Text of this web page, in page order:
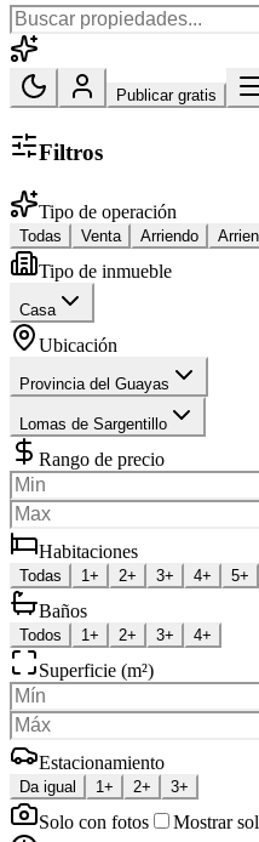
Publicar gratis
Filtros
Tipo de operación
Todas Venta Arriendo
Tipo de inmueble
Casa
Ubicación
Provincia del Guayas
Lomas de Sargentillo
Rango de precio
Habitaciones
Todas 1+ 2+ 3+ 4+ 5+
Baños
Todos 1+ 2+ 3+ 4+
Superficie (m²)
Estacionamiento
Da igual 1+ 2+ 3+
Solo con fotos
Mostrar